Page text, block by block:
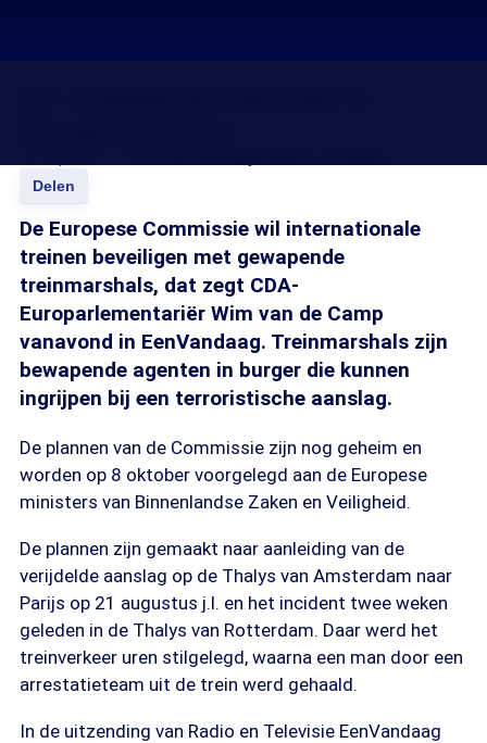
Delen
De Europese Commissie wil internationale
treinen beveiligen met gewapende
treinmarshals, dat zegt CDA-
Europarlementariër Wim van de Camp
vanavond in EenVandaag. Treinmarshals zijn
bewapende agenten in burger die kunnen
ingrijpen bij een terroristische aanslag.
De plannen van de Commissie zijn nog geheim en
worden op 8 oktober voorgelegd aan de Europese
ministers van Binnenlandse Zaken en Veiligheid.
De plannen zijn gemaakt naar aanleiding van de
verijdelde aanslag op de Thalys van Amsterdam naar
Parijs op 21 augustus j.l. en het incident twee weken
geleden in de Thalys van Rotterdam. Daar werd het
treinverkeer uren stilgelegd, waarna een man door een
arrestatieteam uit de trein werd gehaald.
In de uitzending van Radio en Televisie EenVandaag